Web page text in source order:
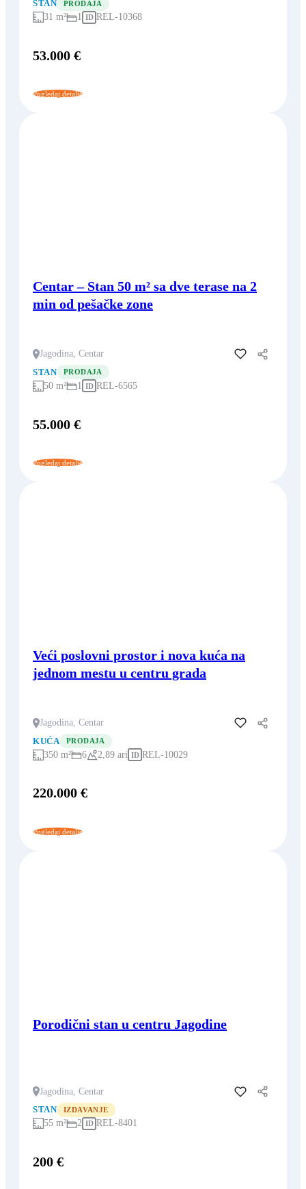
STAN PRODAJA
31 m² 1 ID REL-10368
53.000 €
Pogledaj detalje
Centar – Stan 50 m² sa dve terase na 2
min od pešačke zone
Jagodina, Centar
Dodaj u favorite
STAN
PRODAJA
50 m² 1 ID REL-6565
55.000 €
Pogledaj detalje
Veći poslovni prostor i nova kuća na
jednom mestu u centru grada
Jagodina, Centar
Dodaj u favorite
KUĆA
PRODAJA
350 m² 6 2,89 ari ID REL-10029
220.000 €
Pogledaj detalje
Porodični stan u centru Jagodine
Jagodina, Centar
Dodaj u favorite
STAN
IZDAVANJE
55 m² 2 ID REL-8401
200 €